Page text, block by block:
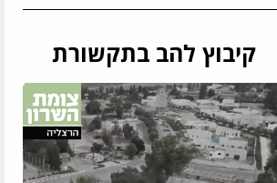
קיבוץ להב בתקשורת